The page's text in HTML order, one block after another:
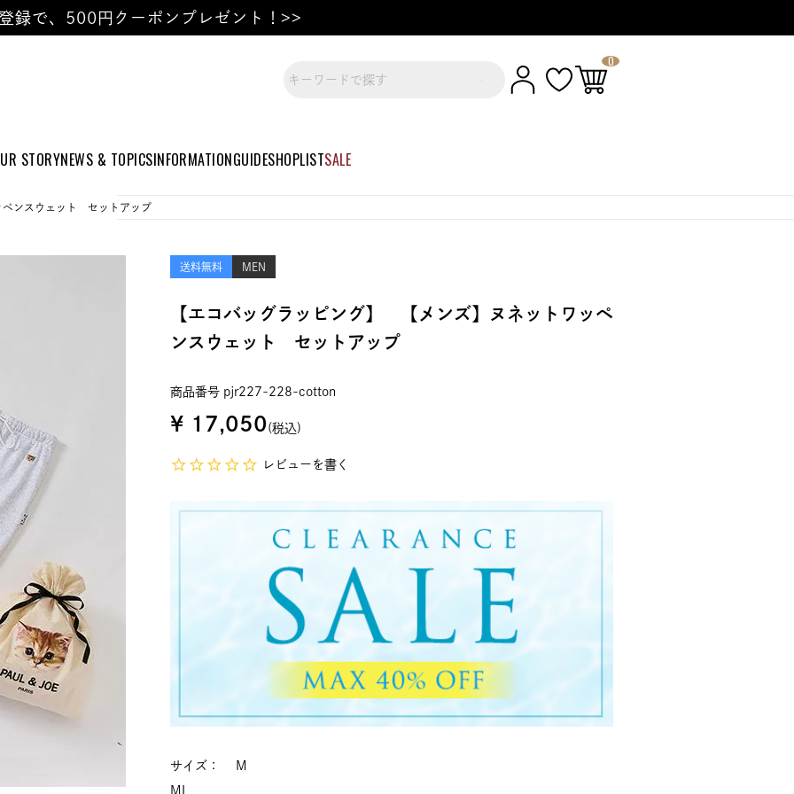
0
STORYNEWS & TOPICSINFORMATIONGUIDESHOPLISTSALE
録で、500円クーポンプレゼント！>>
ンスウェット セットアップ
送料無料 MEN
【エコバッグラッピング】 【メンズ】ヌネットワッペ
ンスウェット セットアップ
商品番号 pjr227-228-cotton
¥ 17,050 税込
レビューを書く
サイズ
M
M